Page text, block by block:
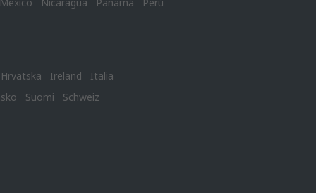
Hrvatska Ireland
Italia
Suomi
Schweiz